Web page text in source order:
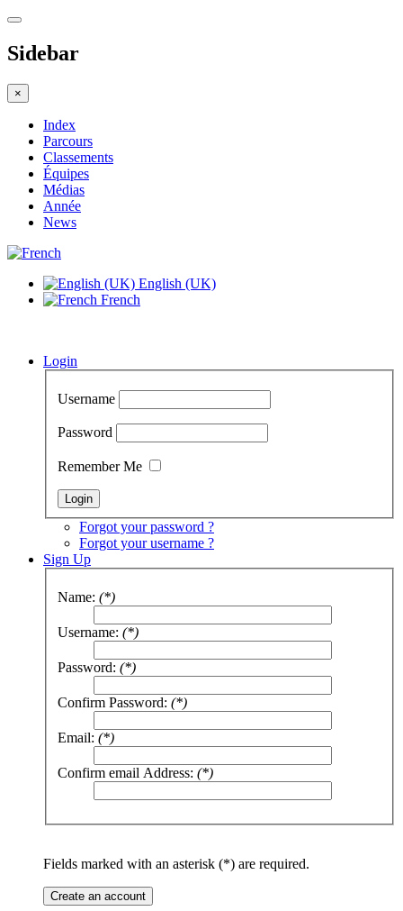
Sidebar
×
Index
Parcours
Classements
Équipes
Médias
Année
News
English (UK)
French
Login
Username
Password
Remember Me
Forgot your password ?
Forgot your username ?
Sign Up
Name: (*)
Username: (*)
Password: (*)
Confirm Password: (*)
Email: (*)
Confirm email Address: (*)
Fields marked with an asterisk (*) are required.
Create an account